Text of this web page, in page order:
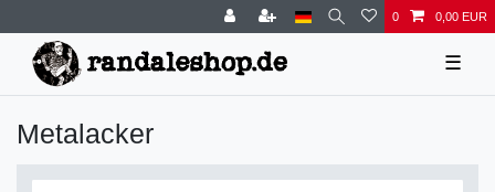
0 0,00 EUR
☰
Metalacker